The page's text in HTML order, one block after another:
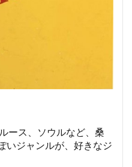
ース、ソウルなど、桑
いジャンルが、好きなジ